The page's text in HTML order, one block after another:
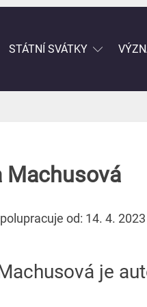
STÁTNÍ SVÁTKY
Machusová
od: 14. 4. 2023
je